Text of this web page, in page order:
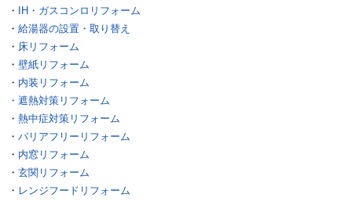
・
IH・ガスコンロリフォーム
・ 給湯器の設置・取り替え
・ 床リフォーム
・ 壁紙リフォーム
・ 内装リフォーム
・遮熱対策リフォーム
・ 熱中症対策リフォーム
・ バリアフリーリフォーム
・ 内窓リフォーム
・ 玄関リフォーム
・ レンジフードリフォーム